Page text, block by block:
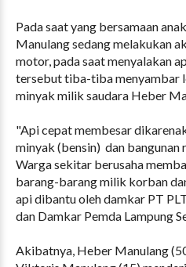
Pada saat yang bersamaan
Manulang sedang melakukan
motor, pada saat menyalakan
tersebut tiba-tiba menyambar
minyak milik saudara Heber
"Api cepat membesar
minyak (bensin) dan bangunan
Warga sekitar berusaha
barang-barang milik korban
api dibantu oleh damkar PT
dan Damkar Pemda Lampung
Akibatnya, Heber Manulang